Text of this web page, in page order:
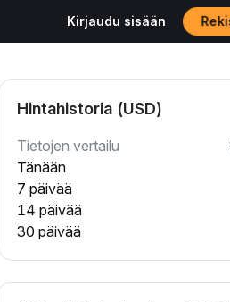
Kirjaudu sisään
Hintahistoria (USD)
Tietojen vertailu
Tänään
7 päivää
14 päivää
30 päivää